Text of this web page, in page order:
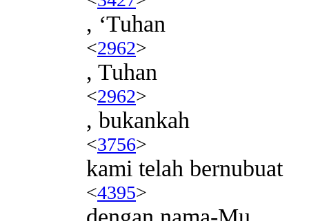
, ‘Tuhan
<2962>
, Tuhan
<2962>
, bukankah
<3756>
kami telah bernubuat
<4395>